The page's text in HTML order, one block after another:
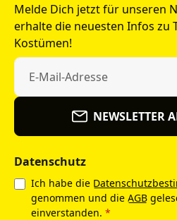
Melde Dich jetzt für unseren
erhalte die neuesten Infos zu
Kostümen!
NEWSLETTER
Datenschutz
Ich habe die
genommen und die AGB
einverstanden. *